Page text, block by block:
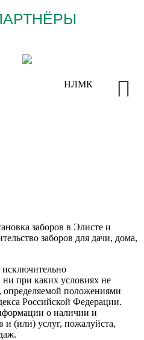
заборов в Элисте и
заборов для дачи, дома,
при каких условиях не
определяемой положениями
Российской Федерации.
о наличии и
и (или) услуг, пожалуйста,